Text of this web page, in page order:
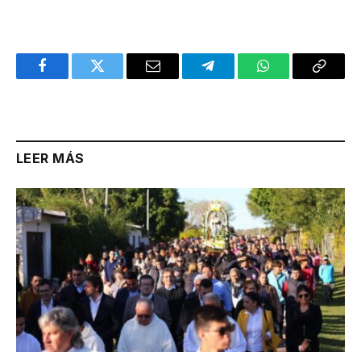
FacebookTwitter Email TelegramWhatsAppCopy
LEER MÁS